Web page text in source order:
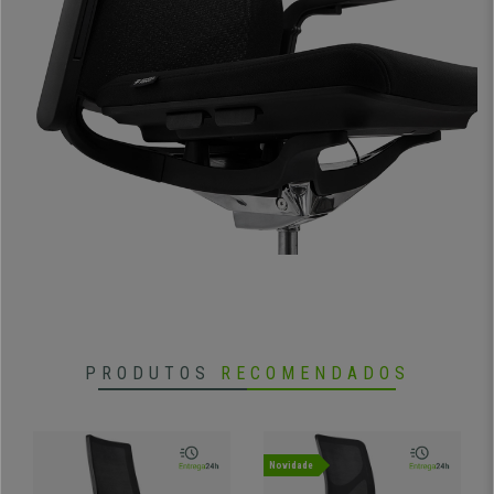
No CadeirasPro compre já este modelo ao melhor preço, com
gratuito e garantia de 36 meses
em todos os nossos productos,
perca a sua oportunidade
preço e serviço!
Apoia braços dobráveis
• Malha respirável de fácil manutenção
PRODUTOS RECOMENDADOS
Novidade